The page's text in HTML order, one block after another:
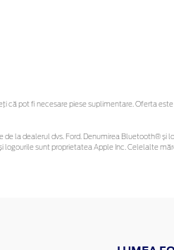
că pot fi necesare piese suplimentare. Oferta
la dealerul dvs. Ford. Denumirea Bluetooth® și
logourile sunt proprietatea Apple Inc. Celelalte